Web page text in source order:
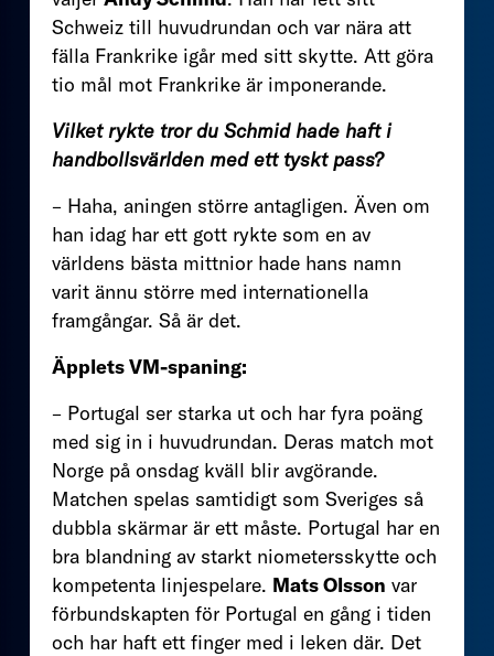
Schweiz till huvudrundan och var nära att
fälla Frankrike igår med sitt skytte. Att göra
tio mål mot Frankrike är imponerande.
Vilket rykte tror du Schmid hade haft i
handbollsvärlden med ett tyskt pass?
– Haha, aningen större antagligen. Även om
han idag har ett gott rykte som en av
världens bästa mittnior hade hans namn
varit ännu större med internationella
framgångar. Så är det.
Äpplets VM-spaning:
– Portugal ser starka ut och har fyra poäng
med sig in i huvudrundan. Deras match mot
Norge på onsdag kväll blir avgörande.
Matchen spelas samtidigt som Sveriges så
dubbla skärmar är ett måste. Portugal har en
bra blandning av starkt niometersskytte och
kompetenta linjespelare. Mats Olsson var
förbundskapten för Portugal en gång i tiden
och har haft ett finger med i leken där. Det